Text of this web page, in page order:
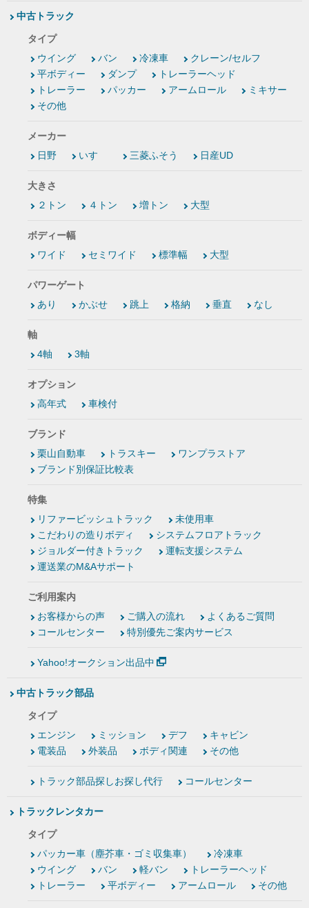
中古トラック
タイプ
ウイング
バン 冷凍車
クレーン/セルフ
平ボディー
ダンプ
トレーラーヘッド
トレーラー
パッカー アームロール
ミキサー
その他
メーカー
日野
いすゞ 三菱ふそう 日産UD
大きさ
２トン
４トン 増トン 大型
ボディー幅
ワイド
セミワイド 標準幅 大型
パワーゲート
あり
かぶせ 跳上 格納 垂直 なし
軸
4軸
3軸
オプション
高年式
車検付
ブランド
栗山自動車
トラスキー
ワンプラストア
ブランド別保証比較表
特集
リファービッシュトラック
未使用車
こだわりの造りボディ
システムフロアトラック
ジョルダー付きトラック
運転支援システム
運送業のM&Aサポート
ご利用案内
お客様からの声
ご購入の流れ
よくあるご質問
コールセンター
特別優先ご案内サービス
Yahoo!オークション出品中
中古トラック部品
タイプ
エンジン
ミッション デフ
キャビン
電装品
外装品 ボディ関連 その他
トラック部品探しお探し代行 コールセンター
トラックレンタカー
タイプ
パッカー車（塵芥車・ゴミ収集車）
冷凍車
ウイング
バン 軽バン
トレーラーヘッド
トレーラー
平ボディー アームロール その他